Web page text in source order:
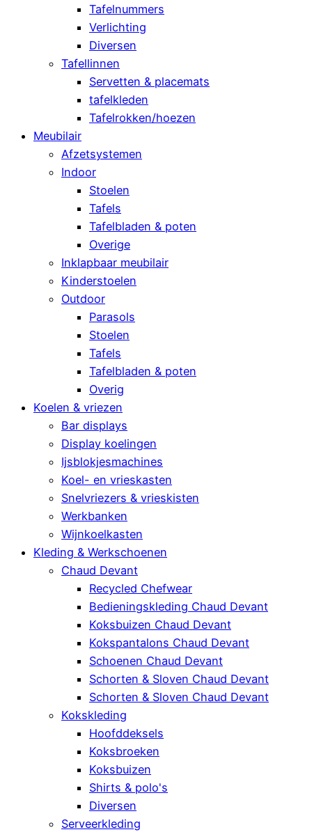
Tafelnummers
Verlichting
Diversen
Tafellinnen
Servetten & placemats
tafelkleden
Tafelrokken/hoezen
Meubilair
Afzetsystemen
Indoor
Stoelen
Tafels
Tafelbladen & poten
Overige
Inklapbaar meubilair
Kinderstoelen
Outdoor
Parasols
Stoelen
Tafels
Tafelbladen & poten
Overig
Koelen & vriezen
Bar displays
Display koelingen
Ijsblokjesmachines
Koel- en vrieskasten
Snelvriezers & vrieskisten
Werkbanken
Wijnkoelkasten
Kleding & Werkschoenen
Chaud Devant
Recycled Chefwear
Bedieningskleding Chaud Devant
Koksbuizen Chaud Devant
Kokspantalons Chaud Devant
Schoenen Chaud Devant
Schorten & Sloven Chaud Devant
Schorten & Sloven Chaud Devant
Kokskleding
Hoofddeksels
Koksbroeken
Koksbuizen
Shirts & polo's
Diversen
Serveerkleding